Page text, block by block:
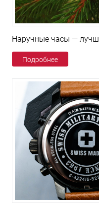
Наручные часы —
Подробнее